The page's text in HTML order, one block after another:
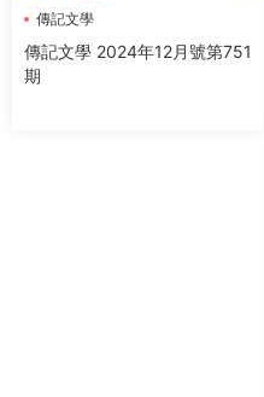
傳記文學
傳記文學 2024年12月號第751
期